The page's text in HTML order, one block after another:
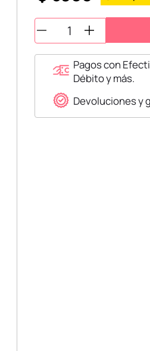
Pagos con
Débito y más.
Devoluciones y